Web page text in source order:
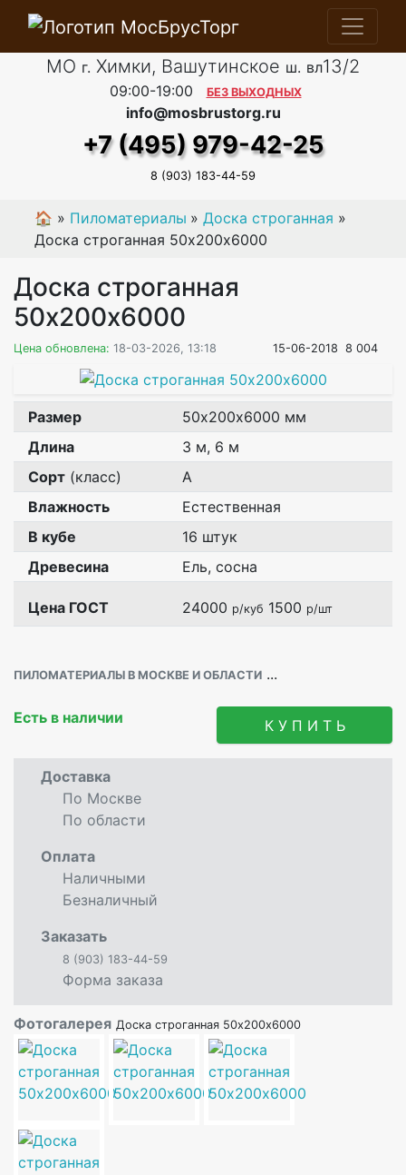
МО г. Химки, Вашутинское ш. вл13/2
09:00-19:00 БЕЗ ВЫХОДНЫХ
info@mosbrustorg.ru
+7 (495) 979-42-25
8 (903) 183-44-59
🏠 » Пиломатериалы » Доска строганная »
Доска строганная 50х200х6000
Доска строганная
50х200х6000
Цена обновлена: 18-03-2026, 13:18 8 004
15-06-2018
Размер
50х200х6000 мм
Длина
3 м, 6 м
Сорт (класс)
А
Влажность
Естественная
В кубе
16 штук
Древесина
Ель, сосна
Цена ГОСТ 24000 р/куб 1500 р/шт
ПИЛОМАТЕРИАЛЫ В МОСКВЕ И ОБЛАСТИ ...
Есть в наличии К У П И Т Ь
Доставка
По Москве
По области
Оплата
Наличными
Безналичный
Заказать
8 (903) 183-44-59
Форма заказа
Фотогалерея Доска строганная 50х200х6000